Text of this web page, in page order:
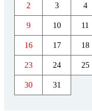
2 3 4
9 10 11
16 17 18
23 24 25
30 31